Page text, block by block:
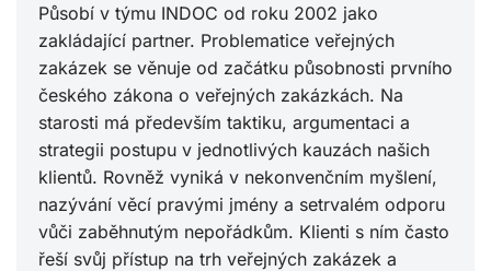
Působí v týmu INDOC od roku 2002 jako
zakládající partner. Problematice veřejných
zakázek se věnuje od začátku působnosti prvního
českého zákona o veřejných zakázkách. Na
starosti má především taktiku, argumentaci a
strategii postupu v jednotlivých kauzách našich
klientů. Rovněž vyniká v nekonvenčním myšlení,
nazývání věcí pravými jmény a setrvalém odporu
vůči zaběhnutým nepořádkům. Klienti s ním často
řeší svůj přístup na trh veřejných zakázek a